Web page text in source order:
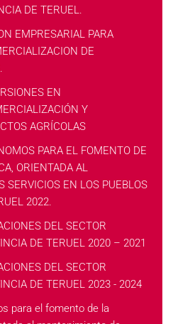
DE TERUEL.
EMPRESARIAL PARA
DE
EN
Y
AGRÍCOLAS
PARA EL FOMENTO DE
ORIENTADA AL
SERVICIOS EN LOS PUEBLOS
2022.
DEL SECTOR
DE TERUEL 2020 – 2021
DEL SECTOR
DE TERUEL 2023 - 2024
para el fomento de la